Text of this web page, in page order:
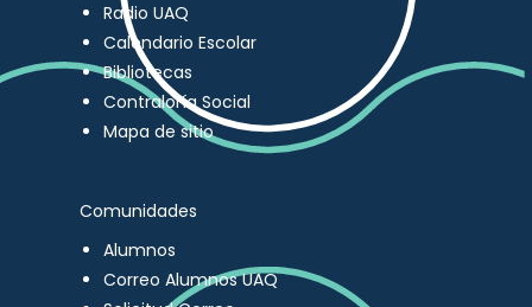
Radio UAQ
Calendario Escolar
Bibliotecas
Contraloría Social
Mapa de sitio
Comunidades
Alumnos
Correo Alumnos UAQ